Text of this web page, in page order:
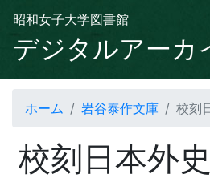
昭和女子大学図書館
デジタルアーカ
ホーム 岩谷泰作文庫 校刻
校刻日本外